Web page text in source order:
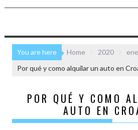
You are here Home 2020
Por qué y como alquilar un auto en
POR QUÉ Y COMO
AUTO EN